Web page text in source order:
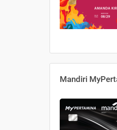
Mandiri